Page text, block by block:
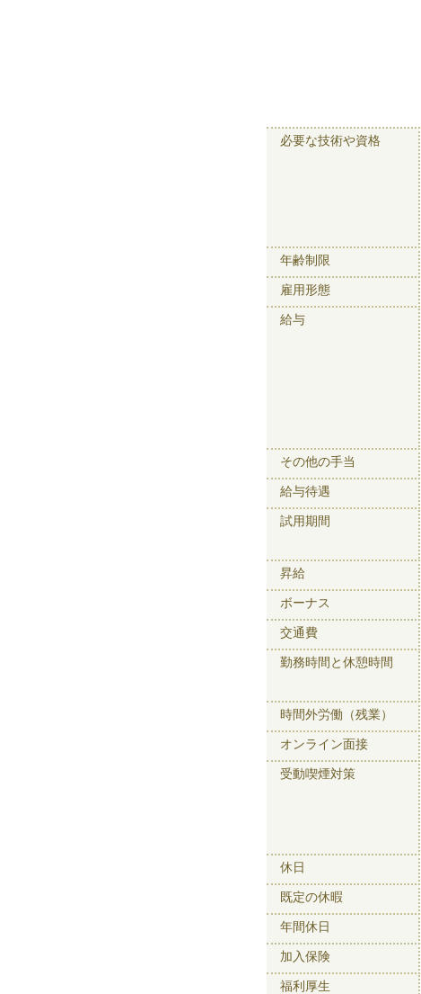
必要な技術や資格
年齢制限
雇用形態
給与
その他の手当
給与待遇
試用期間
昇給
ボーナス
交通費
勤務時間と休憩時間
時間外労働（残業）
オンライン面接
受動喫煙対策
休日
既定の休暇
年間休日
加入保険
福利厚生